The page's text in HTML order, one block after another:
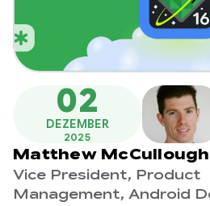
02
DEZEMBER
2025
Matthew McCullough
Vice President, Product
Management, Android